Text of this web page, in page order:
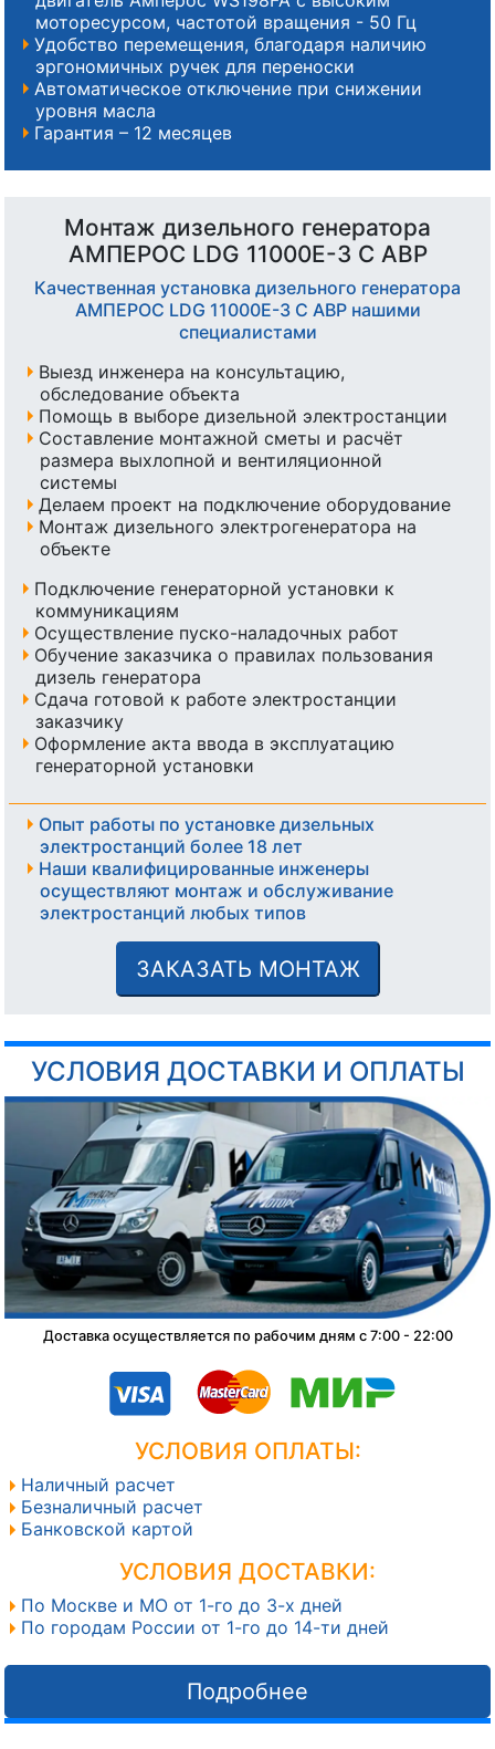
моторесурсом, частотой вращения - 50 Гц
Удобство перемещения, благодаря наличию
эргономичных ручек для переноски
Автоматическое отключение при снижении
уровня масла
Гарантия – 12 месяцев
Монтаж дизельного генератора
АМПЕРОС LDG 11000E-3 С АВР
Качественная установка дизельного генератора
АМПЕРОС LDG 11000E-3 С АВР нашими
специалистами
Выезд инженера на консультацию,
обследование объекта
Помощь в выборе дизельной электростанции
Составление монтажной сметы и расчёт
размера выхлопной и вентиляционной
системы
Делаем проект на подключение оборудование
Монтаж дизельного электрогенератора на
объекте
Подключение генераторной установки к
коммуникациям
Осуществление пуско-наладочных работ
Обучение заказчика о правилах пользования
дизель генератора
Сдача готовой к работе электростанции
заказчику
Оформление акта ввода в эксплуатацию
генераторной установки
Опыт работы по установке дизельных
электростанций более 18 лет
Наши квалифицированные инженеры
осуществляют монтаж и обслуживание
электростанций любых типов
ЗАКАЗАТЬ МОНТАЖ
УСЛОВИЯ ДОСТАВКИ И ОПЛАТЫ
Доставка осуществляется по рабочим дням с 7:00 - 22:00
УСЛОВИЯ ОПЛАТЫ:
Наличный расчет
Безналичный расчет
Банковской картой
УСЛОВИЯ ДОСТАВКИ:
По Москве и МО от 1-го до 3-х дней
По городам России от 1-го до 14-ти дней
Подробнее